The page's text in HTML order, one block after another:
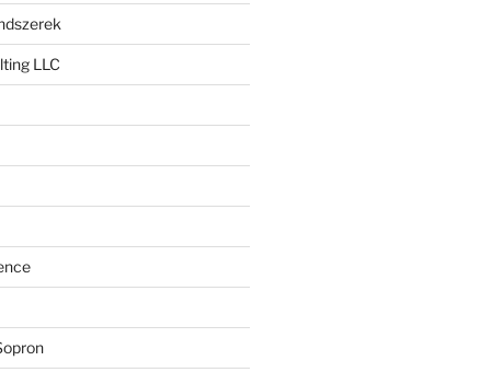
LLC